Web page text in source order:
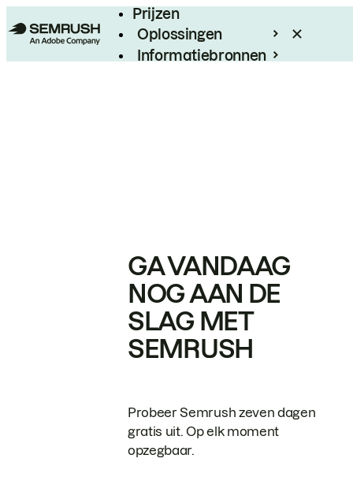
Prijzen
Oplossingen
Informatiebronnen
GA VANDAAG
NOG AAN DE
SLAG MET
SEMRUSH
Probeer Semrush zeven dagen
gratis uit. Op elk moment
opzegbaar.